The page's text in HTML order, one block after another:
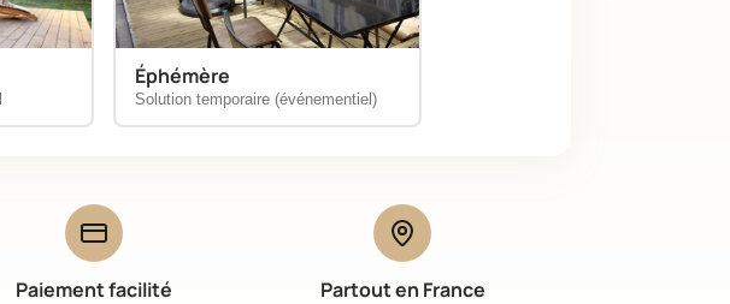
Éphémère
Solution temporaire (événementiel)
Paiement facilité Partout en France